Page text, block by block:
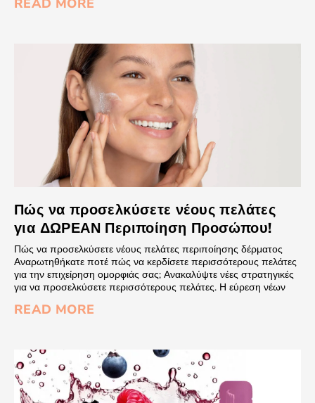
READ MORE
Πώς να προσελκύσετε νέους πελάτες
για ΔΩΡΕΑΝ Περιποίηση Προσώπου!
Πώς να προσελκύσετε νέους πελάτες περιποίησης δέρματος
Αναρωτηθήκατε ποτέ πώς να κερδίσετε περισσότερους πελάτες
για την επιχείρηση ομορφιάς σας; Ανακαλύψτε νέες στρατηγικές
για να προσελκύσετε περισσότερους πελάτες. Η εύρεση νέων
READ MORE